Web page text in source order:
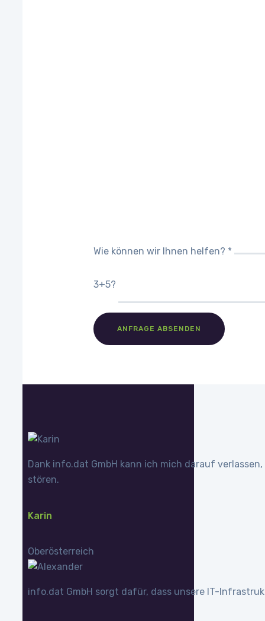
Wie können wir Ihnen helfen? *
3+5?
Dank info.dat GmbH kann ich mich darauf
stören.
Karin
Oberösterreich
info.dat GmbH sorgt dafür, dass unsere IT-